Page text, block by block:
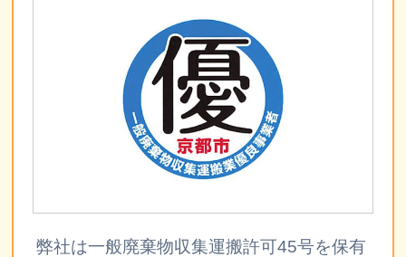
弊社は一般廃棄物収集運搬許可45号を保有